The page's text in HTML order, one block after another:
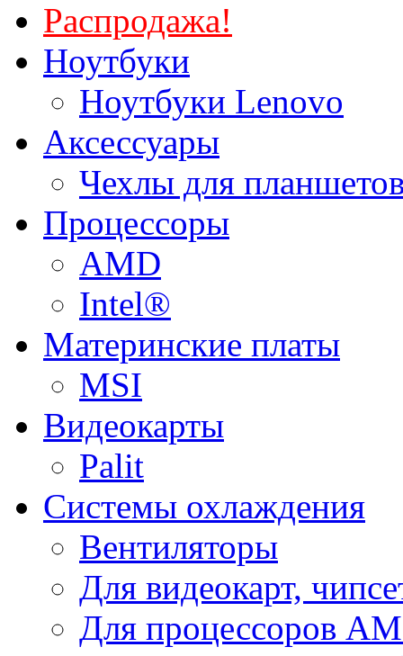
Распродажа!
Ноутбуки
Ноутбуки Lenovo
Аксессуары
Чехлы для
Процессоры
AMD
Intel®
Материнские платы
MSI
Видеокарты
Palit
Системы охлаждения
Вентиляторы
Для видеокарт,
Для процессоров